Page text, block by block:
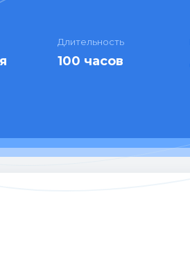
Длительность
100 часов